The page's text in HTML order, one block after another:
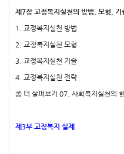
제7장 교정복지실천의 방법, 모형, 기
1. 교정복지실천 방법
2. 교정복지실천 모형
3. 교정복지실천 기술
4. 교정복지실천 전략
좀 더 살펴보기 07. 사회복지실천의
제3부 교정복지 실제